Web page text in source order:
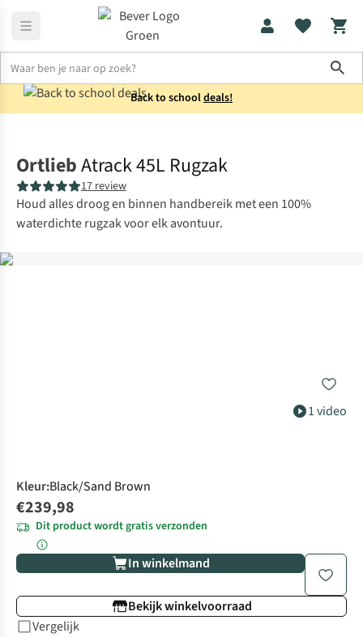
Back to schooldeals!
1 video
OrtliebAtrack 45L Rugzak
17 review
Houd alles droog en binnen handbereik met een 100%
waterdichte rugzak voor elk avontuur.
Kleur:Black/Sand Brown
€239,98
Dit product wordt gratis verzonden
In winkelmand
Bekijk winkelvoorraad
Vergelijk